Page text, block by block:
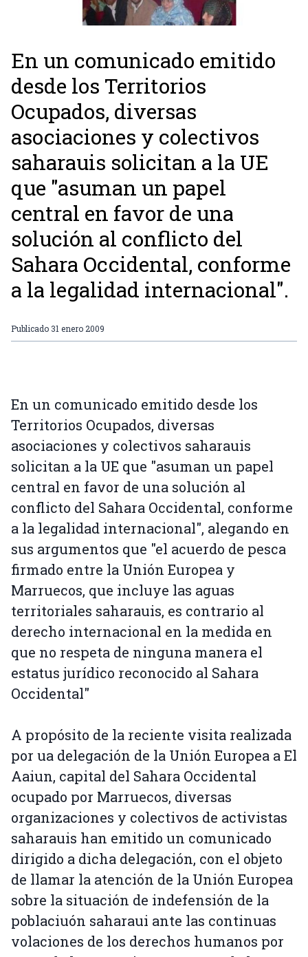
En un comunicado emitido
desde los Territorios
Ocupados, diversas
asociaciones y colectivos
saharauis solicitan a la UE
que "asuman un papel
central en favor de una
solución al conflicto del
Sahara Occidental, conforme
a la legalidad internacional".
Publicado 31 enero 2009
En un comunicado emitido desde los
Territorios Ocupados, diversas
asociaciones y colectivos saharauis
solicitan a la UE que "asuman un papel
central en favor de una solución al
conflicto del Sahara Occidental, conforme
a la legalidad internacional", alegando en
sus argumentos que "el acuerdo de pesca
firmado entre la Unión Europea y
Marruecos, que incluye las aguas
territoriales saharauis, es contrario al
derecho internacional en la medida en
que no respeta de ninguna manera el
estatus jurídico reconocido al Sahara
Occidental"
A propósito de la reciente visita realizada
por ua delegación de la Unión Europea a El
Aaiun, capital del Sahara Occidental
ocupado por Marruecos, diversas
organizaciones y colectivos de activistas
saharauis han emitido un comunicado
dirigido a dicha delegación, con el objeto
de llamar la atención de la Unión Europea
sobre la situación de indefensión de la
poblaciuón saharaui ante las continuas
volaciones de los derechos humanos por